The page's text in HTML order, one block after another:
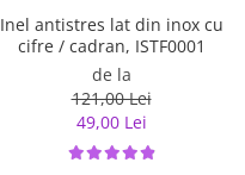
Inel antistres lat din inox cu
cifre / cadran, ISTF0001
de la
121,00 Lei
49,00 Lei